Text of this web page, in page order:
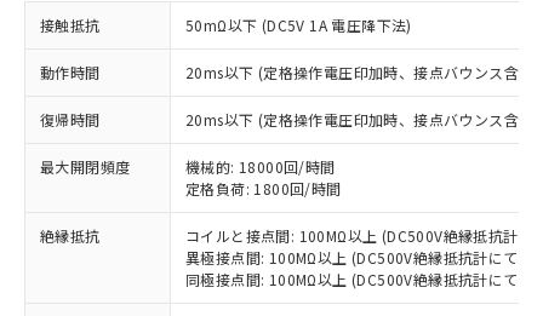
接触抵抗 50mΩ以下 (DC5V 1A 電圧降下法)
動作時間 20ms以下 (定格操作電圧印加時、接点バウンス含ま
復帰時間 20ms以下 (定格操作電圧印加時、接点バウンス含ま
最大開閉頻度
機械的: 18000回/時間
定格負荷: 1800回/時間
絶縁抵抗
コイルと接点間: 100MΩ以上 (DC500V絶縁抵抗計に
異極接点間: 100MΩ以上 (DC500V絶縁抵抗計にて)
同極接点間: 100MΩ以上 (DC500V絶縁抵抗計にて)
ご利用条件
以下の条件をお読みいただき、同意のうえ
本サービスは、当社制御機器事業取扱
商品の当社在庫状況および標準価格
(税抜)を提供させていただくもので
当社制御機器事業取扱商品の中には、
本サービスの対象外となる商品もある
対応予定：EU RoHS指令（10物質）の非含
有に対応した製品に切り替える予定のある
商品です。
対応予定なし：EU RoHS指令（10物質）の
非含有に非対応の商品で、対応品を出す予
定はありません。
調査・確認中：EU RoHS指令（10物質）の
非含有の対応状況を調査中または確認中の
商品です。
非該当品：ライセンス料など無形物で、有
害物質有無と関係のない商品です。
仕入先様の事情により、非含有部品として
※1 中国RoHS○×表
「○」：最大均質材料含有率が中国RoHSの
基準値以下であることを示します。
「×」：最大均質材料含有率が中国RoHSの